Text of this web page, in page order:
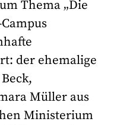
Thema „Die
der ehemalige
Müller aus
Ministerium